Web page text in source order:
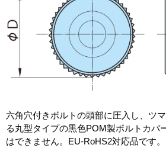
六角穴付きボルトの頭部に圧入し、ツ
る丸型タイプの黒色POM製ボルトカバ
はできません。EU-RoHS2対応品です。